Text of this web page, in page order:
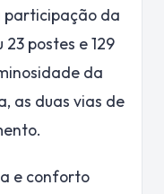
participação da
postes e 129
da
as duas vias de
e conforto